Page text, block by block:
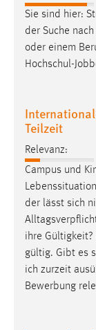
Sie sind hier:
der Suche
oder einem
Hochschul-
Teilzeit
Relevanz:
Campus und
der lässt sich
ihre Gültigkeit?
gültig. Gibt es
ich zurzeit
Bewerbung